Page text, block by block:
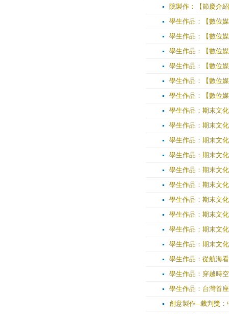
院製作：【節慶介
學生作品：【數位
學生作品：【數位
學生作品：【數位
學生作品：【數位
學生作品：【數位
學生作品：【數位
學生作品：期末文
學生作品：期末文
學生作品：期末文
學生作品：期末文
學生作品：期末文
學生作品：期末文
學生作品：期末文
學生作品：期末文
學生作品：期末文
學生作品：期末文
學生作品：從航海
學生作品：穿越時
學生作品：台灣首
創意製作─裁判獎：